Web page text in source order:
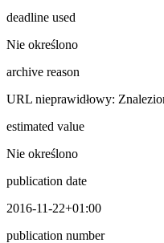
deadline used
Nie określono
archive reason
URL nieprawidłowy:
estimated value
Nie określono
publication date
2016-11-22+01:00
publication number